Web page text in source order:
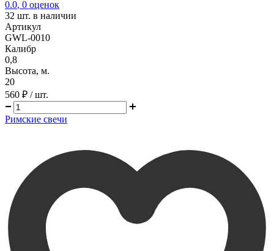
0.0, 0 оценок
32 шт. в наличии
Артикул
GWL-0010
Калибр
0,8
Высота, м.
20
560 ₽ / шт.
Римские свечи